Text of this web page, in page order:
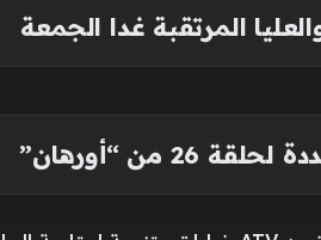
المرتقبة غدا الجمعة
من “أورهان”